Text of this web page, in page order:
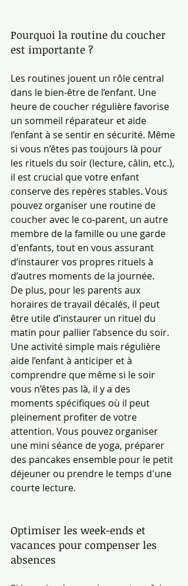
Pourquoi la routine du coucher
est importante ?
Les routines jouent un rôle central
dans le bien-être de l’enfant. Une
heure de coucher régulière favorise
un sommeil réparateur et aide
l’enfant à se sentir en sécurité. Même
si vous n’êtes pas toujours là pour
les rituels du soir (lecture, câlin, etc.),
il est crucial que votre enfant
conserve des repères stables. Vous
pouvez organiser une routine de
coucher avec le co-parent, un autre
membre de la famille ou une garde
d'enfants, tout en vous assurant
d’instaurer vos propres rituels à
d’autres moments de la journée.
De plus, pour les parents aux
horaires de travail décalés, il peut
être utile d’instaurer un rituel du
matin pour pallier l’absence du soir.
Une activité simple mais régulière
aide l’enfant à anticiper et à
comprendre que même si le soir
vous n’êtes pas là, il y a des
moments spécifiques où il peut
pleinement profiter de votre
attention. Vous pouvez organiser
une mini séance de yoga, préparer
des pancakes ensemble pour le petit
déjeuner ou prendre le temps d'une
courte lecture.
Optimiser les week-ends et
vacances pour compenser les
absences